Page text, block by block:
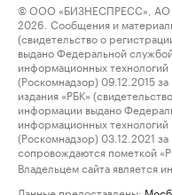
© ООО «БИЗНЕСПРЕСС», АО
2026. Сообщения и
(свидетельство о
выдано Федеральной
информационных
(Роскомнадзор) 09.12.2015
издания «РБК»
информации выдано
информационных
(Роскомнадзор) 03.12.2021
сопровождаются пометкой
Владельцем сайта является